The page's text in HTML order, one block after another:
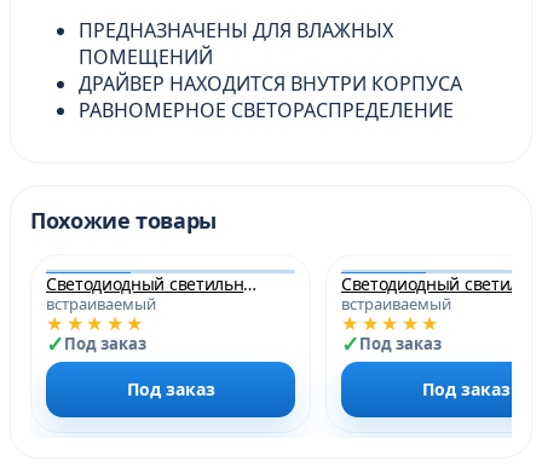
ПРЕДНАЗНАЧЕНЫ ДЛЯ ВЛАЖНЫХ
ПОМЕЩЕНИЙ
ДРАЙВЕР НАХОДИТСЯ ВНУТРИ КОРПУСА
РАВНОМЕРНОЕ СВЕТОРАСПРЕДЕЛЕНИЕ
Похожие товары
Светодиодный светильник PLED DL3 18w 4000K WH IP40 Jazzway
встраиваемый
★★★★★
Под заказ
Под заказ
встраиваемый
★★★★★
Под заказ
Под заказ